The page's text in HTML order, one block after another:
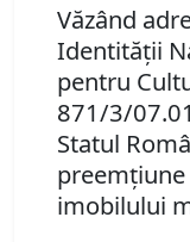
Văzând
Identităţii
pentru
871/3/
Statul
imobilului